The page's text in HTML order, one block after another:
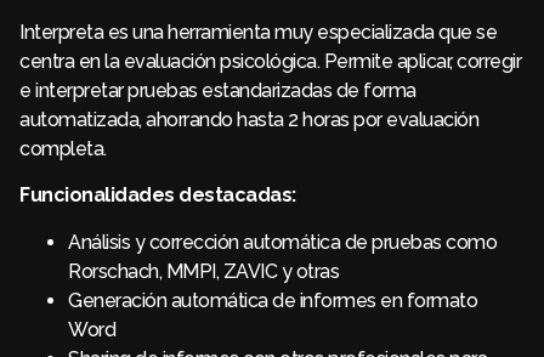
Interpreta es una herramienta muy especializada que se
centra en la evaluación psicológica. Permite aplicar, corregir
e interpretar pruebas estandarizadas de forma
automatizada, ahorrando hasta 2 horas por evaluación
completa.
Funcionalidades destacadas:
Análisis y corrección automática de pruebas como
Rorschach, MMPI, ZAVIC y otras
Generación automática de informes en formato
Word